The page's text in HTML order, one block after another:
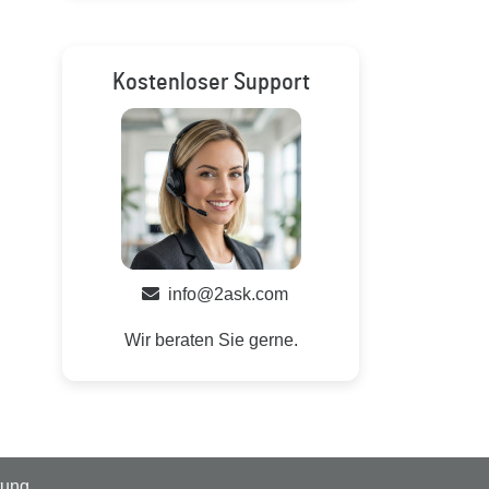
Kostenloser Support
info@2ask.com
Wir beraten Sie gerne.